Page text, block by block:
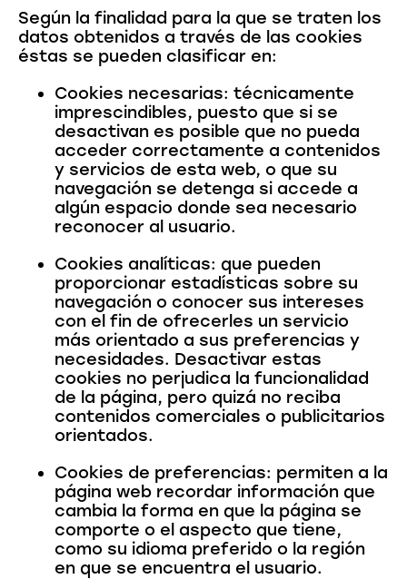
Según la finalidad para la que se traten los
datos obtenidos a través de las cookies
éstas se pueden clasificar en:
Cookies necesarias: técnicamente
imprescindibles, puesto que si se
desactivan es posible que no pueda
acceder correctamente a contenidos
y servicios de esta web, o que su
navegación se detenga si accede a
algún espacio donde sea necesario
reconocer al usuario.
Cookies analíticas: que pueden
proporcionar estadísticas sobre su
navegación o conocer sus intereses
con el fin de ofrecerles un servicio
más orientado a sus preferencias y
necesidades. Desactivar estas
cookies no perjudica la funcionalidad
de la página, pero quizá no reciba
contenidos comerciales o publicitarios
orientados.
Cookies de preferencias: permiten a la
página web recordar información que
cambia la forma en que la página se
comporte o el aspecto que tiene,
como su idioma preferido o la región
en que se encuentra el usuario.